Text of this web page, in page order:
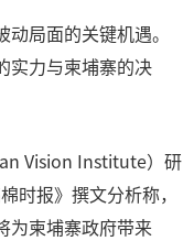
局面的关键机遇。
力与柬埔寨的决
Vision Institute）研
时报》撰文分析称，
为柬埔寨政府带来